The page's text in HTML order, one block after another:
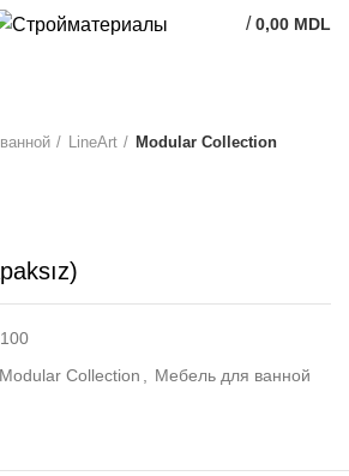
/ 0,00 MDL
LineArt Modular Collection
Modular Collection , Мебель для ванной